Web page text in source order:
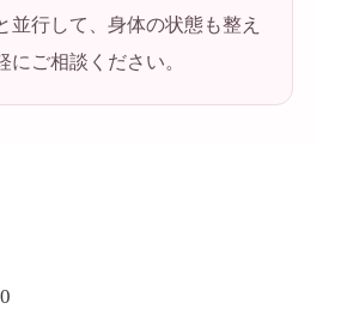
並行して、身体の状態も整え
にご相談ください。